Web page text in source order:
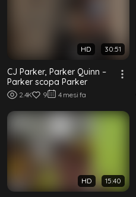
HD 30:51
CJ Parker, Parker Quinn –
Parker scopa Parker
2.4K 9 4 mesi fa
HD 15:40